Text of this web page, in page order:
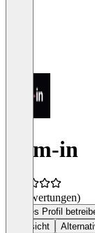
term-in
(0 Bewertungen)
Dieses Profil
Übersicht